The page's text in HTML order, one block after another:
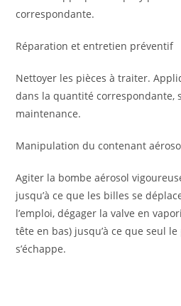
correspondante.
Réparation et entretien préventif
Nettoyer les pièces à traiter.
dans la quantité correspondante,
maintenance.
Manipulation du contenant
Agiter la bombe aérosol
jusqu’à ce que les billes se
l’emploi, dégager la valve en
tête en bas) jusqu’à ce que seul
s’échappe.